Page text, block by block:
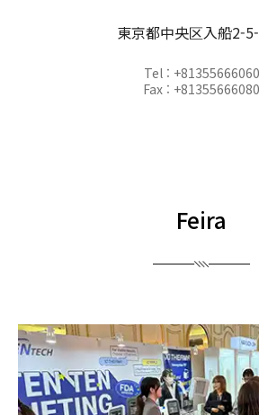
東京都中央区入船2-
Tel : +81355666060
Fax : +81355666080
Feira